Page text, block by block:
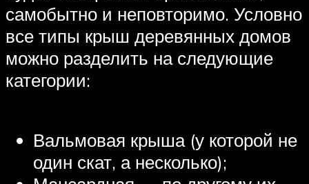
самобытно и неповторимо. Условно
все типы крыш деревянных домов
можно разделить на следующие
категории:
Вальмовая крыша (у которой не
один скат, а несколько);